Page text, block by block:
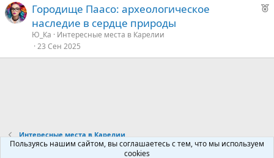
Р
Городище Паасо: археологическое
наследие в сердце природы
Ю_Ка
Интересные места в Карелии
23 Сен 2025
Интересные места в Карелии
Пользуясь нашим сайтом, вы соглашаетесь с тем, что мы используем
cookies